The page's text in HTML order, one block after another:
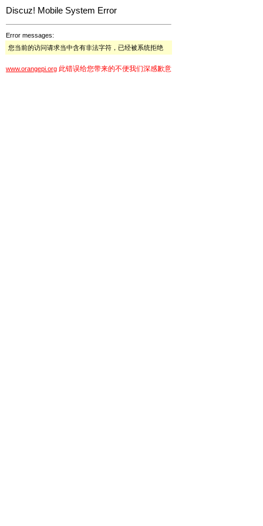
Discuz! Mobile System Error
Error messages:
您当前的访问请求当中含有非法字符，已经被系统拒绝
www.orangepi.org 此错误给您带来的不便我们深感歉意